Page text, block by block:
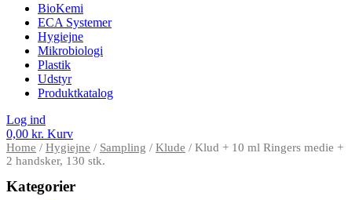
BioKemi
ECA Systemer
Hygiejne
Mikrobiologi
Plastik
Udstyr
Produktkatalog
Log ind
0,00 kr. Kurv
Home / Hygiejne / Sampling / Klude / Klud + 10 ml Ringers medie +
2 handsker, 130 stk.
Kategorier